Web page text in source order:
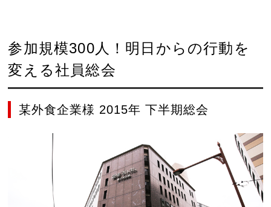
参加規模300人！明日からの行動を
変える社員総会
某外食企業様 2015年 下半期総会